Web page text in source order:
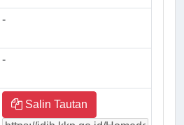
-
-
Salin Tautan